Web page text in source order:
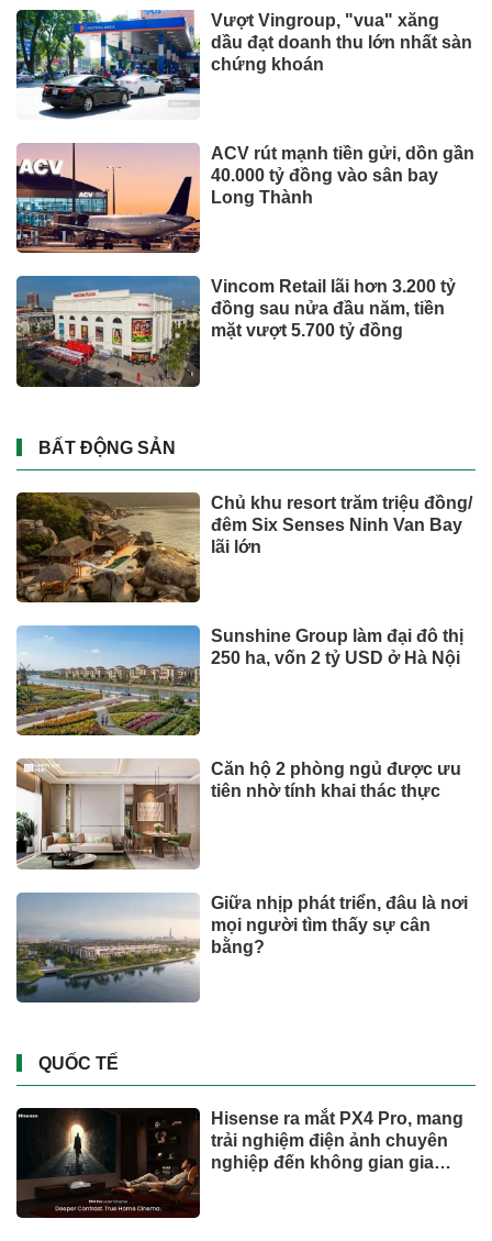
Vượt Vingroup, "vua" xăng
dầu đạt doanh thu lớn nhất sàn
chứng khoán
ACV rút mạnh tiền gửi, dồn gần
40.000 tỷ đồng vào sân bay
Long Thành
Vincom Retail lãi hơn 3.200 tỷ
đồng sau nửa đầu năm, tiền
mặt vượt 5.700 tỷ đồng
BẤT ĐỘNG SẢN
Chủ khu resort trăm triệu đồng/
đêm Six Senses Ninh Van Bay
lãi lớn
Sunshine Group làm đại đô thị
250 ha, vốn 2 tỷ USD ở Hà Nội
Căn hộ 2 phòng ngủ được ưu
tiên nhờ tính khai thác thực
Giữa nhịp phát triển, đâu là nơi
mọi người tìm thấy sự cân
bằng?
QUỐC TẾ
Hisense ra mắt PX4 Pro, mang
trải nghiệm điện ảnh chuyên
nghiệp đến không gian gia